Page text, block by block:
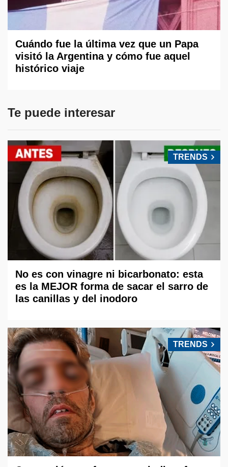
Cuándo fue la última vez que un Papa
visitó la Argentina y cómo fue aquel
histórico viaje
Te puede interesar
TRENDS
No es con vinagre ni bicarbonato: esta
es la MEJOR forma de sacar el sarro de
las canillas y del inodoro
TRENDS